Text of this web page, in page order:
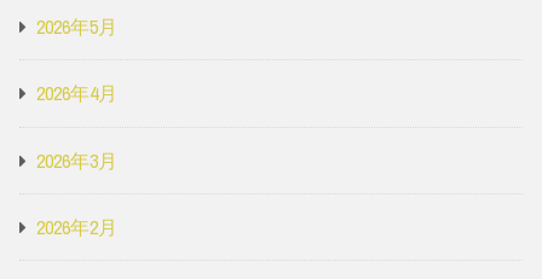
2026年5月
2026年4月
2026年3月
2026年2月